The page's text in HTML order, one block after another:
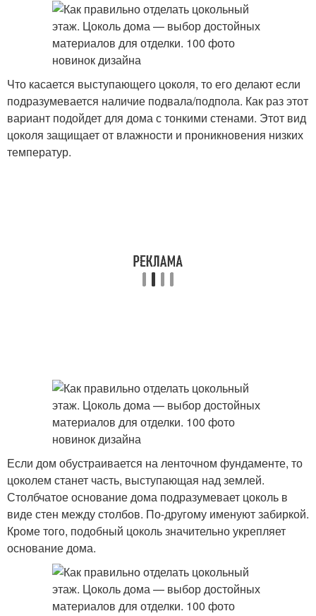
Что касается выступающего цоколя, то его делают если
подразумевается наличие подвала/подпола. Как раз этот
вариант подойдет для дома с тонкими стенами. Этот вид
цоколя защищает от влажности и проникновения низких
температур.
Если дом обустраивается на ленточном фундаменте, то
цоколем станет часть, выступающая над землей.
Столбчатое основание дома подразумевает цоколь в
виде стен между столбов. По-другому именуют забиркой.
Кроме того, подобный цоколь значительно укрепляет
основание дома.